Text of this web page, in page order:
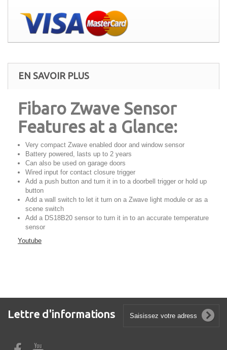
EN SAVOIR PLUS
Fibaro Zwave Sensor
Features at a Glance:
Very compact Zwave enabled door and window sensor
Battery powered, lasts up to 2 years
Can also be used on garage doors
Wired input for contact closure trigger
Add a push button and turn it in to a doorbell trigger or hold up
button
Add a wall switch to let it turn on a Zwave light module or as a
scene switch
Add a DS18B20 sensor to turn it in to an accurate temperature
sensor
Youtube
Lettre d'informations